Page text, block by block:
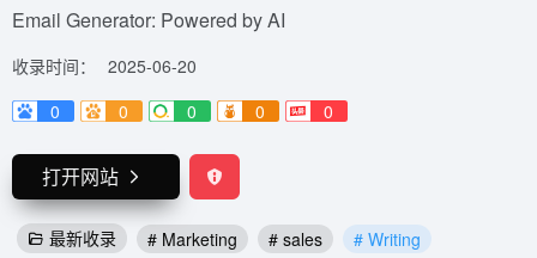
Email Generator: Powered by AI
收录时间：
2025-06-20
0
0 0 0 0
打开网站
最新收录 # Marketing # sales # Writing